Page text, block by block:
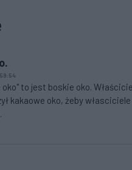
oko" to jest boskie oko.
kakaowe oko, żeby